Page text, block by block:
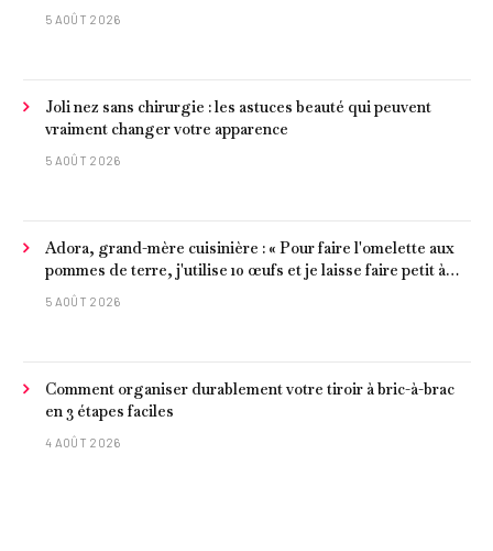
5 AOÛT 2026
Joli nez sans chirurgie : les astuces beauté qui peuvent
vraiment changer votre apparence
5 AOÛT 2026
Adora, grand-mère cuisinière : « Pour faire l'omelette aux
pommes de terre, j'utilise 10 œufs et je laisse faire petit à
petit »
5 AOÛT 2026
Comment organiser durablement votre tiroir à bric-à-brac
en 3 étapes faciles
4 AOÛT 2026